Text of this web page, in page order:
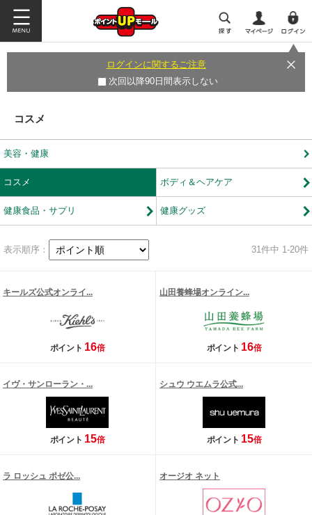
ログインに関するご注意
次回以降90日間表示しない
コスメ
美容・健康
コスメ ボディ＆ヘアケア
健康食品・サプリ 健康グッズ
表示順序： 31件中 1-20件
キールズ公式オンライ...
ポイント 16倍
山田養蜂場オンライン...
ポイント 16倍
イヴ・サンローラン・...
ポイント 15倍
シュウ ウエムラ公式...
ポイント 15倍
ラ ロッシュ ポゼ公... オージオ ネット